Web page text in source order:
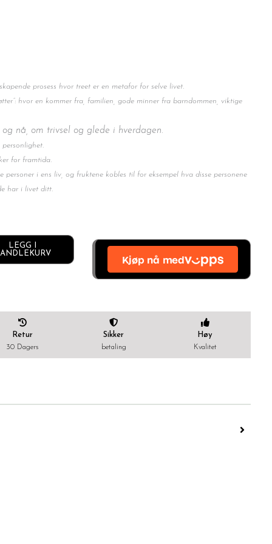
prosess hvor treet er en metafor for selve livet.
hvor en kommer fra, familien, gode minner fra barndommen, viktige
nå, om trivsel og glede i hverdagen.
personlighet.
for framtida.
personer i ens liv, og fruktene kobles til for eksempel hva disse personene
har i livet ditt.
LEGG I
Alternative:
Retur
30 Dagers
Sikker
betaling
Høy
Kvalitet